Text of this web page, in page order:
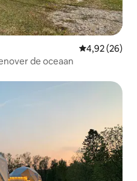
Gemiddelde
4,92 (26)
de oceaan